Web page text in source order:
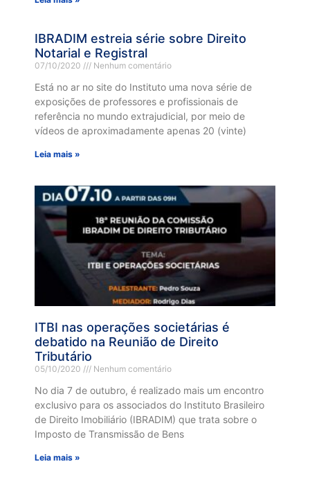
IBRADIM estreia série sobre Direito
Notarial e Registral
07/10/2020 Nenhum comentário
Está no ar no site do Instituto uma nova série de
exposições de professores e profissionais de
referência no mundo extrajudicial, por meio de
vídeos de aproximadamente apenas 20 (vinte)
Leia mais »
ITBI nas operações societárias é
debatido na Reunião de Direito
Tributário
05/10/2020 Nenhum comentário
No dia 7 de outubro, é realizado mais um encontro
exclusivo para os associados do Instituto Brasileiro
de Direito Imobiliário (IBRADIM) que trata sobre o
Imposto de Transmissão de Bens
Leia mais »